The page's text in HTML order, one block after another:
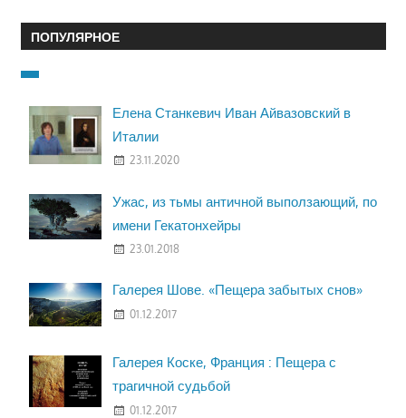
ПОПУЛЯРНОЕ
Елена Станкевич Иван Айвазовский в
Италии
23.11.2020
Ужас, из тьмы античной выползающий, по
имени Гекатонхейры
23.01.2018
Галерея Шове. «Пещера забытых снов»
01.12.2017
Галерея Коске, Франция : Пещера с
трагичной судьбой
01.12.2017